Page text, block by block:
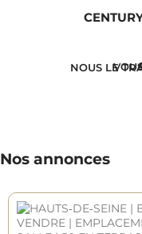
NOUS LE
Nos annonces